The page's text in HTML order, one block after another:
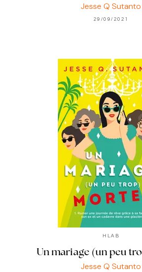
Jesse Q Sutanto
29/09/2021
HLAB
Un mariage (un peu
Jesse Q Sutanto